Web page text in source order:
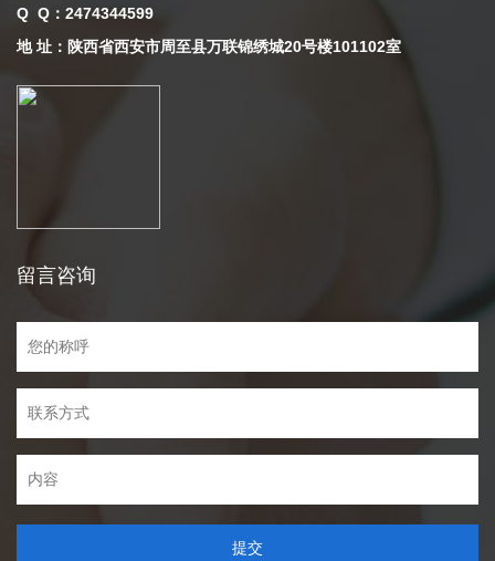
Q Q ： 2474344599
地 址：陕西省西安市周至县万联锦绣城20号楼101102室
留言咨询
提交